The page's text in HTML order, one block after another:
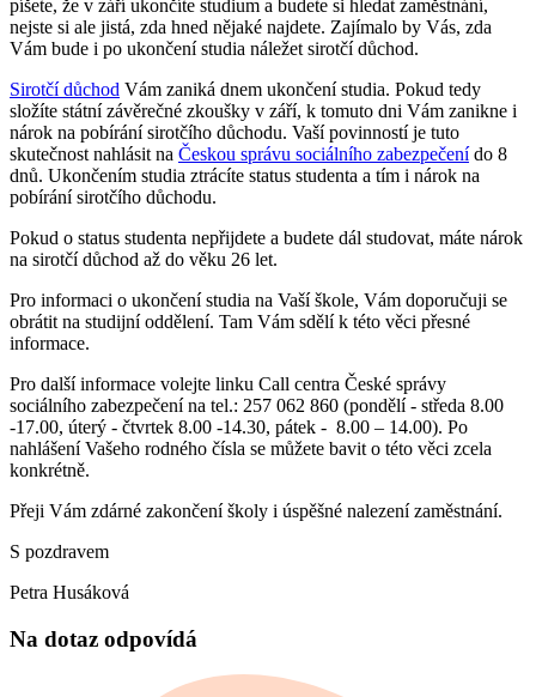
píšete, že v září ukončíte studium a budete si hledat zaměstnání,
nejste si ale jistá, zda hned nějaké najdete. Zajímalo by Vás, zda
Vám bude i po ukončení studia náležet sirotčí důchod.
Sirotčí důchod Vám zaniká dnem ukončení studia. Pokud tedy
složíte státní závěrečné zkoušky v září, k tomuto dni Vám zanikne i
nárok na pobírání sirotčího důchodu. Vaší povinností je tuto
skutečnost nahlásit na Českou správu sociálního zabezpečenído 8
dnů. Ukončením studia ztrácíte status studenta a tím i nárok na
pobírání sirotčího důchodu.
Pokud o status studenta nepřijdete a budete dál studovat, máte nárok
na sirotčí důchod až do věku 26 let.
Pro informaci o ukončení studia na Vaší škole, Vám doporučuji se
obrátit na studijní oddělení. Tam Vám sdělí k této věci přesné
informace.
Pro další informace volejte linku Call centra České správy
sociálního zabezpečení na tel.: 257 062 860 (pondělí - středa 8.00
-17.00, úterý - čtvrtek 8.00 -14.30, pátek - 8.00 – 14.00). Po
nahlášení Vašeho rodného čísla se můžete bavit o této věci zcela
konkrétně.
Přeji Vám zdárné zakončení školy i úspěšné nalezení zaměstnání.
S pozdravem
Petra Husáková
Na dotaz odpovídá